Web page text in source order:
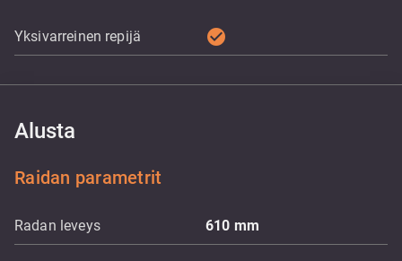
Yksivarreinen repijä check_circle
Alusta
Raidan parametrit
Radan leveys 610 mm